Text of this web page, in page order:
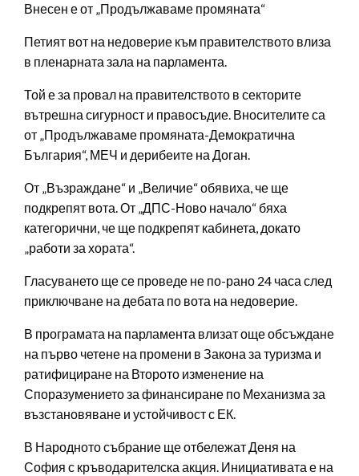
Внесен е от „Продължаваме промяната“
Петият вот на недоверие към правителството влиза
в пленарната зала на парламента.
Той е за провал на правителството в секторите
вътрешна сигурност и правосъдие. Вносителите са
от „Продължаваме промяната-Демократична
България“, МЕЧ и дерибеите на Доган.
От „Възраждане“ и „Величие“ обявиха, че ще
подкрепят вота. От „ДПС-Ново начало“ бяха
категорични, че ще подкрепят кабинета, докато
„работи за хората“.
Гласуването ще се проведе не по-рано 24 часа след
приключване на дебата по вота на недоверие.
В програмата на парламента влизат още обсъждане
на първо четене на промени в Закона за туризма и
ратифициране на Второто изменение на
Споразумението за финансиране по Механизма за
възстановяване и устойчивост с ЕК.
В Народното събрание ще отбележат Деня на
София с кръводарителска акция. Инициативата е на